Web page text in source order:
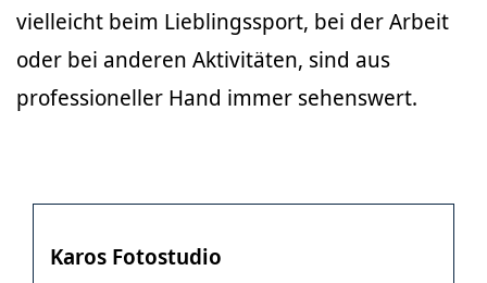
vielleicht beim Lieblingssport, bei der Arbeit
oder bei anderen Aktivitäten, sind aus
professioneller Hand immer sehenswert.
Karos Fotostudio